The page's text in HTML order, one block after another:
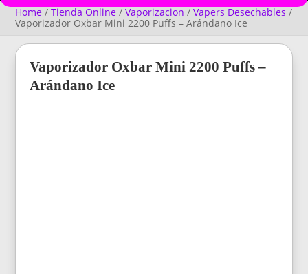
Home /Tienda Online /Vaporizacion /Vapers Desechables /
Vaporizador Oxbar Mini 2200 Puffs – Arándano Ice
Vaporizador Oxbar Mini 2200 Puffs –
Arándano Ice